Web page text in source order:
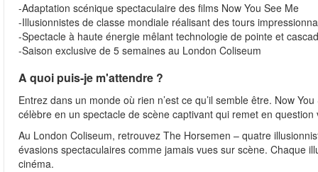
-Adaptation scénique spectaculaire des films Now You See Me
-Illusionnistes de classe mondiale réalisant des tours
-Spectacle à haute énergie mêlant technologie de pointe et
-Saison exclusive de 5 semaines au London Coliseum
A quoi puis-je m'attendre ?
Entrez dans un monde où rien n’est ce qu’il semble être. Now
célèbre en un spectacle de scène captivant qui remet en
Au London Coliseum, retrouvez The Horsemen – quatre
évasions spectaculaires comme jamais vues sur scène. Chaque
cinéma.